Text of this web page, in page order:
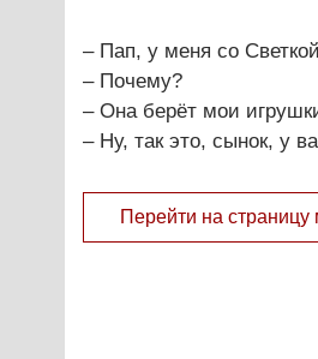
– Пап, у меня со
– Почему?
– Она берёт мои
– Ну, так это, сынок, у
Перейти на страницу